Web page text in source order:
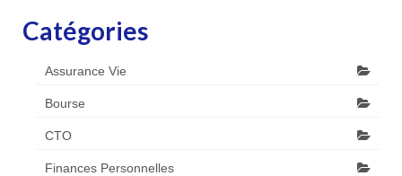
Catégories
Assurance Vie
Bourse
CTO
Finances Personnelles